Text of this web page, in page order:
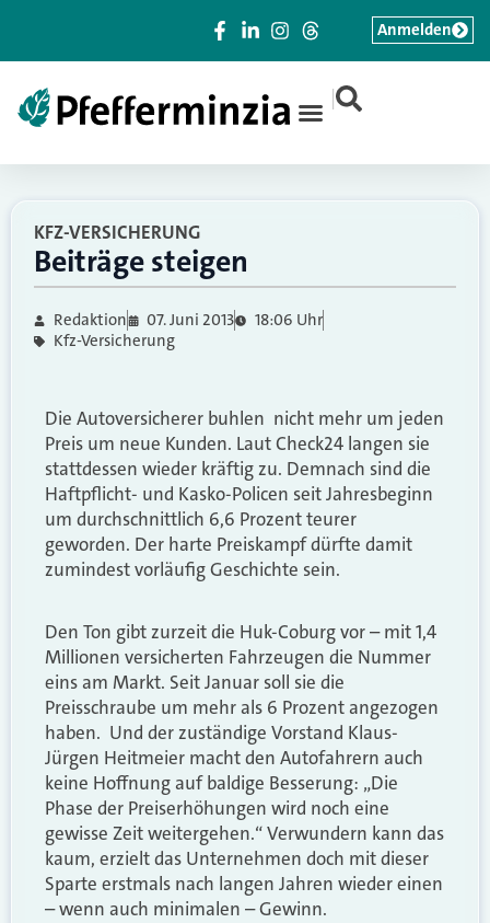
|
Anmelden
KFZ-VERSICHERUNG
Beiträge steigen
Redaktion 07. Juni 2013
18:06 Uhr
Kfz-Versicherung
Die Autoversicherer buhlen nicht mehr um jeden
Preis um neue Kunden. Laut Check24 langen sie
stattdessen wieder kräftig zu. Demnach sind die
Haftpflicht- und Kasko-Policen seit Jahresbeginn
um durchschnittlich 6,6 Prozent teurer
geworden. Der harte Preiskampf dürfte damit
zumindest vorläufig Geschichte sein.
Den Ton gibt zurzeit die Huk-Coburg vor – mit 1,4
Millionen versicherten Fahrzeugen die Nummer
eins am Markt. Seit Januar soll sie die
Preisschraube um mehr als 6 Prozent angezogen
haben. Und der zuständige Vorstand Klaus-
Jürgen Heitmeier macht den Autofahrern auch
keine Hoffnung auf baldige Besserung: „Die
Phase der Preiserhöhungen wird noch eine
gewisse Zeit weitergehen.“ Verwundern kann das
kaum, erzielt das Unternehmen doch mit dieser
Sparte erstmals nach langen Jahren wieder einen
– wenn auch minimalen – Gewinn.